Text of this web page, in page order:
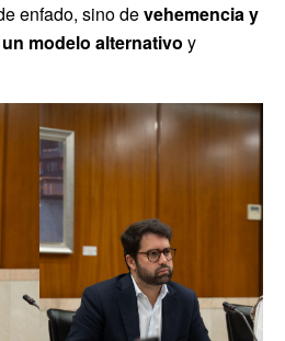
enfado, sino devehemencia y
modelo alternativo y